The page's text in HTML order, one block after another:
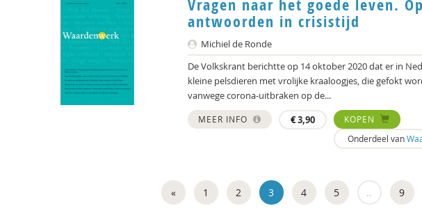
Vragen naar het goede leven.
antwoorden in crisistijd
Michiel de Ronde
De Volkskrant berichtte op 14 oktober 2020 dat er in
kleine pelsdieren met vrolijke kraaloogjes, die gefokt
vanwege corona-uitbraken op de...
MEER INFO €3,90
KOPEN
Onderdeel van
« 1 2 3 4 5 .. 9